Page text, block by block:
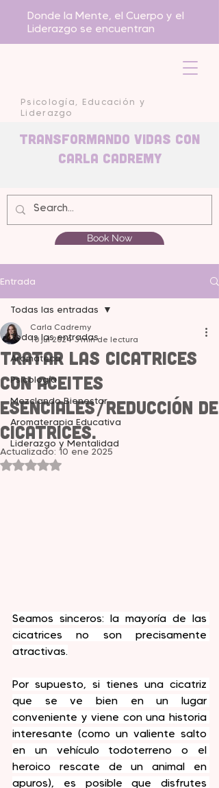
Psicología, Educación y
Liderazgo
Donde la Mente, el Cuerpo y el
Liderazgo se encuentran
Transformando Vidas con
carla Cadremy
Book Now
Entrada
Todas las entradas
Aromateca
Psicología
Mezclando Bienestar
Aromaterapia Educativa
Liderazgo y Mentalidad
Todas las entradas
Tratar las Cicatrices
con aceites
esenciales/Reducción de
cicatrices.
Carla Cadremy
10 jul 2024 3 min de lectura
Actualizado: 10 ene 2025
Obtuvo NaN de 5 estrellas.
Seamos sinceros: la mayoría de las
cicatrices no son precisamente
atractivas.
Por supuesto, si tienes una cicatriz
que se ve bien en un lugar
conveniente y viene con una historia
interesante (como un valiente salto
en un vehículo todoterreno o el
heroico rescate de un animal en
apuros), es posible que disfrutes